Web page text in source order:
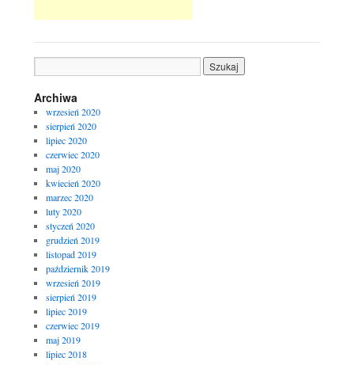
Archiwa
wrzesień 2020
sierpień 2020
lipiec 2020
czerwiec 2020
maj 2020
kwiecień 2020
marzec 2020
luty 2020
styczeń 2020
grudzień 2019
listopad 2019
październik 2019
wrzesień 2019
sierpień 2019
lipiec 2019
czerwiec 2019
maj 2019
lipiec 2018